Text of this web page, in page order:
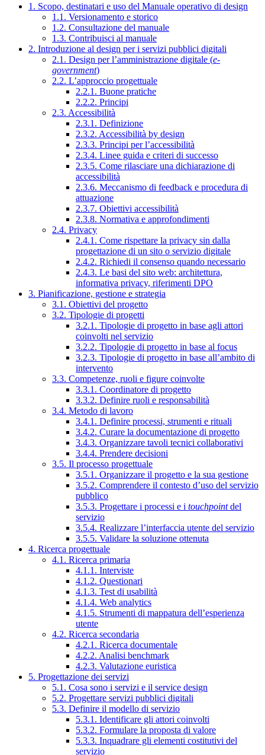
1. Scopo, destinatari e uso del Manuale operativo di design
1.1. Versionamento e storico
1.2. Consultazione del manuale
1.3. Contribuisci al manuale
2. Introduzione al design per i servizi pubblici digitali
2.1. Design per l’amministrazione digitale (e-
government)
2.2. L’approccio progettuale
2.2.1. Buone pratiche
2.2.2. Principi
2.3. Accessibilità
2.3.1. Definizione
2.3.2. Accessibilità by design
2.3.3. Principi per l’accessibilità
2.3.4. Linee guida e criteri di successo
2.3.5. Come rilasciare una dichiarazione di
accessibilità
2.3.6. Meccanismo di feedback e procedura di
attuazione
2.3.7. Obiettivi accessibilità
2.3.8. Normativa e approfondimenti
2.4. Privacy
2.4.1. Come rispettare la privacy sin dalla
progettazione di un sito o servizio digitale
2.4.2. Richiedi il consenso quando necessario
2.4.3. Le basi del sito web: architettura,
informativa privacy, riferimenti DPO
3. Pianificazione, gestione e strategia
3.1. Obiettivi del progetto
3.2. Tipologie di progetti
3.2.1. Tipologie di progetto in base agli attori
coinvolti nel servizio
3.2.2. Tipologie di progetto in base al focus
3.2.3. Tipologie di progetto in base all’ambito di
intervento
3.3. Competenze, ruoli e figure coinvolte
3.3.1. Coordinatore di progetto
3.3.2. Definire ruoli e responsabilità
3.4. Metodo di lavoro
3.4.1. Definire processi, strumenti e rituali
3.4.2. Curare la documentazione di progetto
3.4.3. Organizzare tavoli tecnici collaborativi
3.4.4. Prendere decisioni
3.5. Il processo progettuale
3.5.1. Organizzare il progetto e la sua gestione
3.5.2. Comprendere il contesto d’uso del servizio
pubblico
3.5.3. Progettare i processi e i touchpointdel
servizio
3.5.4. Realizzare l’interfaccia utente del servizio
3.5.5. Validare la soluzione ottenuta
4. Ricerca progettuale
4.1. Ricerca primaria
4.1.1. Interviste
4.1.2. Questionari
4.1.3. Test di usabilità
4.1.4. Web analytics
4.1.5. Strumenti di mappatura dell’esperienza
utente
4.2. Ricerca secondaria
4.2.1. Ricerca documentale
4.2.2. Analisi benchmark
4.2.3. Valutazione euristica
5. Progettazione dei servizi
5.1. Cosa sono i servizi e il service design
5.2. Progettare servizi pubblici digitali
5.3. Definire il modello di servizio
5.3.1. Identificare gli attori coinvolti
5.3.2. Formulare la proposta di valore
5.3.3. Inquadrare gli elementi costitutivi del
servizio